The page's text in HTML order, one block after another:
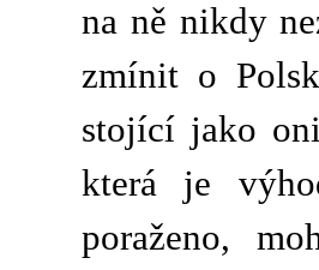
na ně nikdy
zmínit o
stojící jako
která je
poraženo,